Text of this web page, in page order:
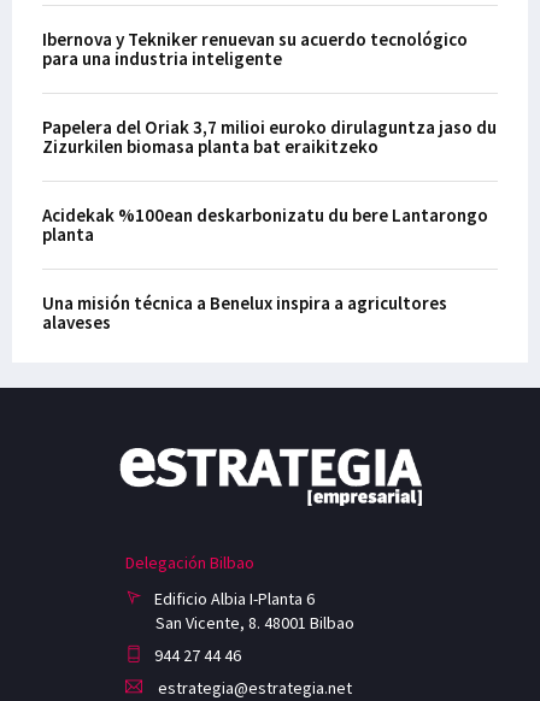
Ibernova y Tekniker renuevan su acuerdo tecnológico
para una industria inteligente
Papelera del Oriak 3,7 milioi euroko dirulaguntza jaso du
Zizurkilen biomasa planta bat eraikitzeko
Acidekak %100ean deskarbonizatu du bere Lantarongo
planta
Una misión técnica a Benelux inspira a agricultores
alaveses
Delegación Bilbao
Edificio Albia I-Planta 6
San Vicente, 8. 48001 Bilbao
944 27 44 46
estrategia@estrategia.net